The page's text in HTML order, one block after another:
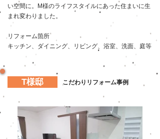
い空間に。M様のライフスタイルにあった住まいに生
まれ変わりました。
リフォーム箇所
​キッチン、ダイニング、リビング、浴室、洗面、庭等
T様邸 こだわりリフォーム事例